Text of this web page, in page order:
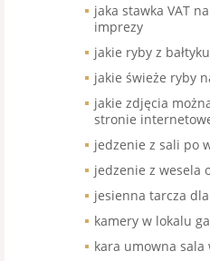
jaka stawka VAT
imprezy
jakie ryby z bałtyku
jakie świeże ryby
jakie zdjęcia
stronie
jedzenie z sali po
jedzenie z wesela
jesienna tarcza
kamery w lokalu
kara umowna sala